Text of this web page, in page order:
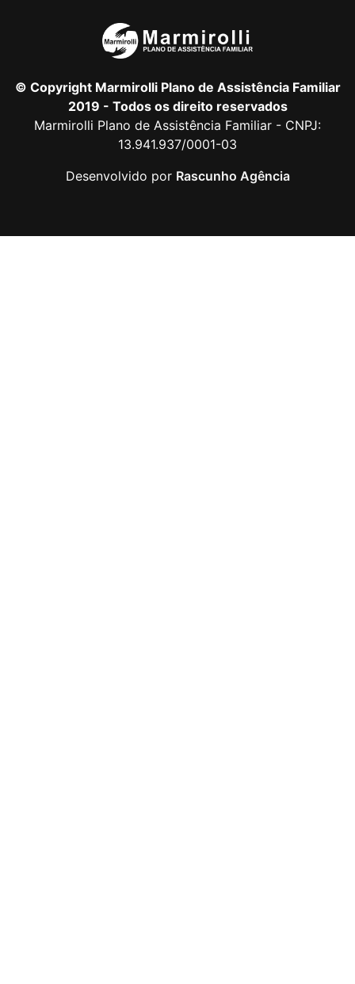
© Copyright Marmirolli Plano de Assistência Familiar
2019 - Todos os direito reservados
Marmirolli Plano de Assistência Familiar - CNPJ:
13.941.937/0001-03
Desenvolvido por Rascunho Agência